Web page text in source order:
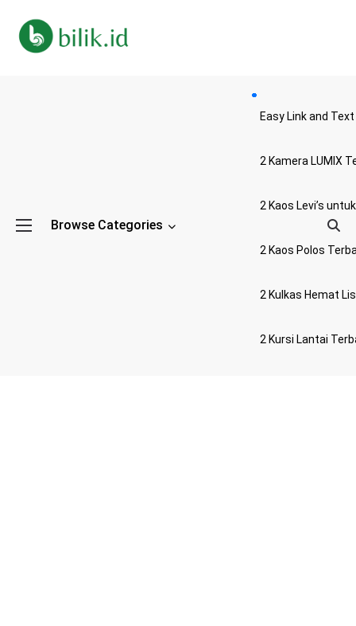
Browse Categories
Easy Link and
2 Kamera LUMIX
2 Kaos Levi’s
2 Kaos Polos
2 Kulkas Hemat
2 Kursi Lantai